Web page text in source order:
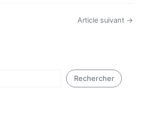
Article suivant →
Rechercher